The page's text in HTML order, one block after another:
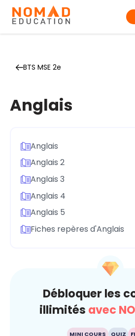
BTS MSE 2e
Anglais
Anglais
Anglais 2
Anglais 3
Anglais 4
Anglais 5
Fiches repères d'Anglais
Débloquer les
illimités avec
MINI COURS QUIZ